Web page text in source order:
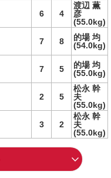
6 4
渡辺 薫
彦
(55.0kg)
7 8
的場 均
(54.0kg)
7 5
的場 均
(55.0kg)
2 5
松永 幹
夫
(55.0kg)
3 2
松永 幹
夫
(55.0kg)